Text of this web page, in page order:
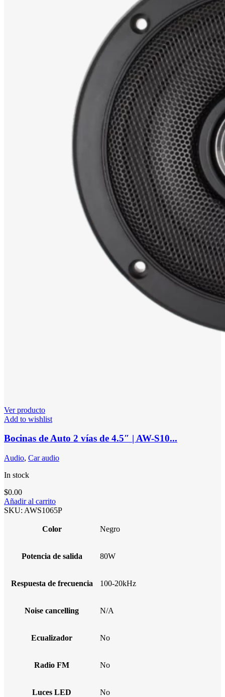
Ver producto
Add to wishlist
Bocinas de Auto 2 vías de 4.5″ | AW-S10...
Audio, Car audio
In stock
$0.00
Añadir al carrito
SKU: AWS1065P
Color Negro
Potencia de salida 80W
Respuesta de frecuencia 100-20kHz
Noise cancelling N/A
Ecualizador No
Radio FM No
Luces LED No